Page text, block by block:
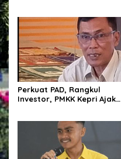
Perkuat PAD, Rangkul
Investor, PMKK Kepri Ajak